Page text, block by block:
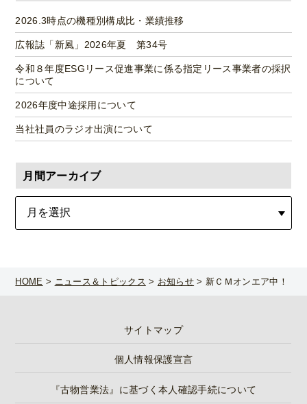
2026.3時点の機種別構成比・業績推移
広報誌「新風」2026年夏 第34号
令和８年度ESGリース促進事業に係る指定リース事業者の採択
について
2026年度中途採用について
当社社員のラジオ出演について
月間アーカイブ
HOME > ニュース＆トピックス > お知らせ > 新ＣＭオンエア中！
サイトマップ
個人情報保護宣言
『古物営業法』に基づく本人確認手続について